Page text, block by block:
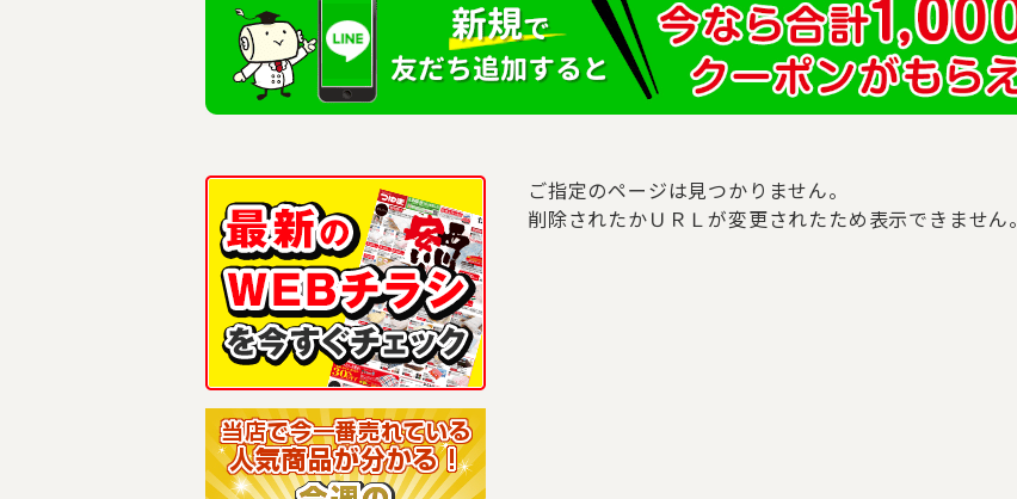
ご指定のページは見つかりません。
削除されたかＵＲＬが変更されたため表示できません。